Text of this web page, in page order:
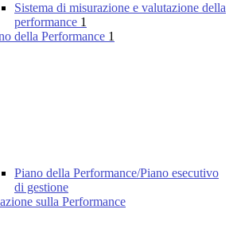
Sistema di misurazione e valutazione della
performance 1
della Performance 1
Piano della Performance/Piano esecutivo
di gestione
sulla Performance